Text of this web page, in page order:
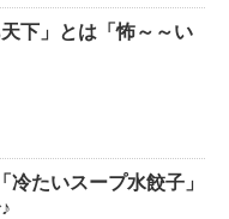
天下」とは「怖～～い
冷たいスープ水餃子」